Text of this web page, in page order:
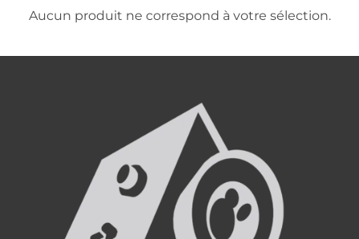
Aucun produit ne correspond à votre sélection.